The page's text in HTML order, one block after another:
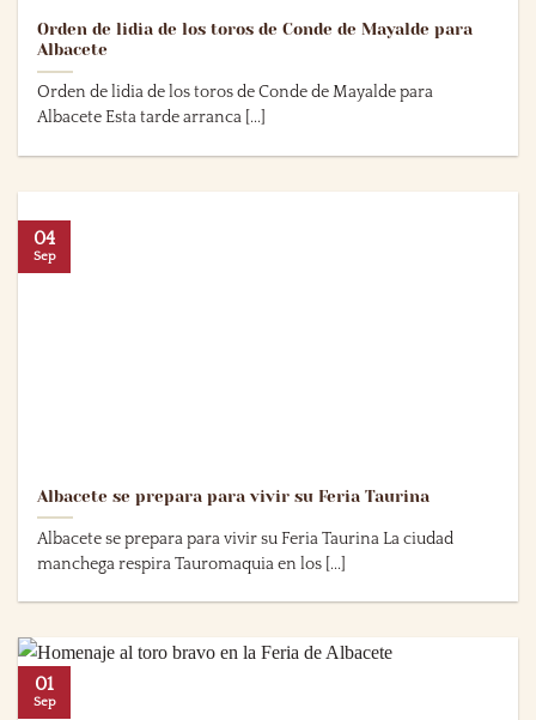
Orden de lidia de los toros de Conde de Mayalde para
Albacete
Orden de lidia de los toros de Conde de Mayalde para
Albacete Esta tarde arranca [...]
Albacete se prepara para vivir su Feria Taurina
Albacete se prepara para vivir su Feria Taurina La ciudad
manchega respira Tauromaquia en los [...]
04
Sep
01
Sep